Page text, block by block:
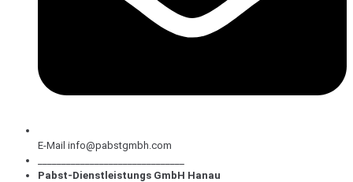
E-Mail info@pabstgmbh.com
Pabst-Dienstleistungs GmbH Hanau